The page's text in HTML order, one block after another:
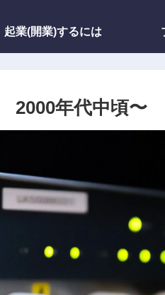
起業(開業)するには
年代中頃〜